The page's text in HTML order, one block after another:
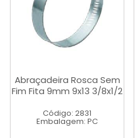
Abraçadeira Rosca Sem
Fim Fita 9mm 9x13 3/8x1/2
Código: 2831
Embalagem: PC